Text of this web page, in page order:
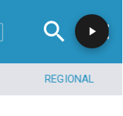
REGIONAL